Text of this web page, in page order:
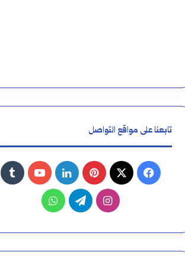
تابعنا على مواقع التواصل
فيسبوك
‫X بينتيريستلينكدإن‫YouTube
‏Tumblr
انستقرامتيلقرامواتساب